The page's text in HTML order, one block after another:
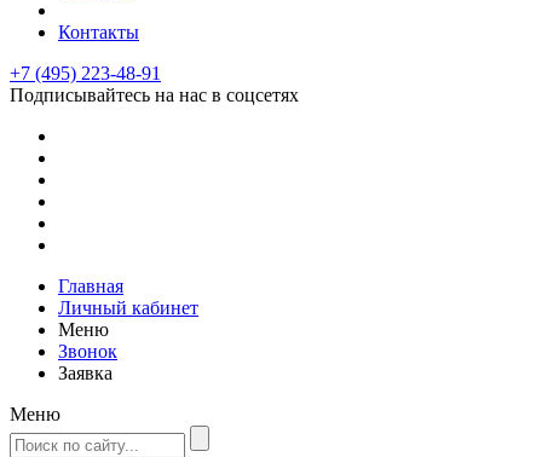
Контакты
+7 (495) 223-48-91
Подписывайтесь на нас в соцсетях
Главная
Личный кабинет
Меню
Звонок
Заявка
Меню